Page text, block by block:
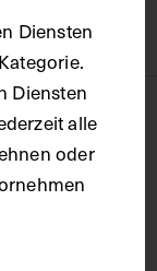
Diensten
Diensten
alle
oder